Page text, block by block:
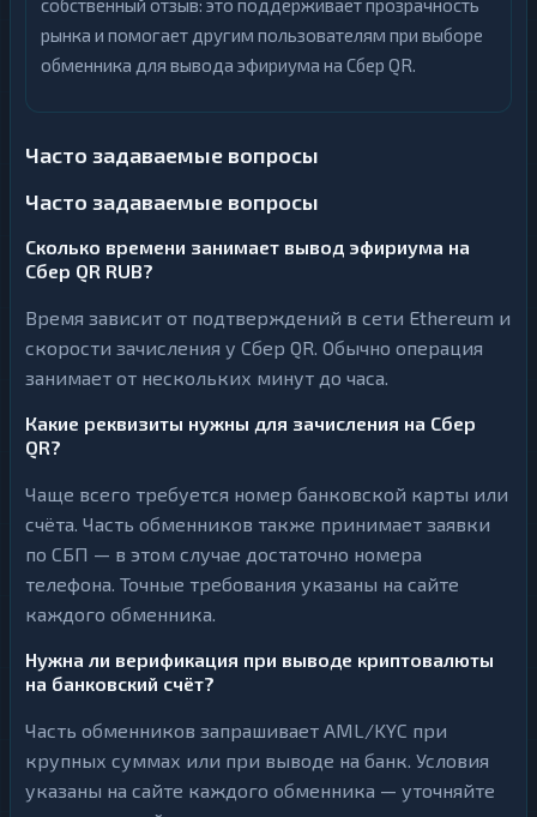
собственный отзыв: это поддерживает прозрачность
рынка и помогает другим пользователям при выборе
обменника для вывода эфириума на Сбер QR.
Часто задаваемые вопросы
Часто задаваемые вопросы
Сколько времени занимает вывод эфириума на
Сбер QR RUB?
Время зависит от подтверждений в сети Ethereum и
скорости зачисления у Сбер QR. Обычно операция
занимает от нескольких минут до часа.
Какие реквизиты нужны для зачисления на Сбер
QR?
Чаще всего требуется номер банковской карты или
счёта. Часть обменников также принимает заявки
по СБП — в этом случае достаточно номера
телефона. Точные требования указаны на сайте
каждого обменника.
Нужна ли верификация при выводе криптовалюты
на банковский счёт?
Часть обменников запрашивает AML/KYC при
крупных суммах или при выводе на банк. Условия
указаны на сайте каждого обменника — уточняйте